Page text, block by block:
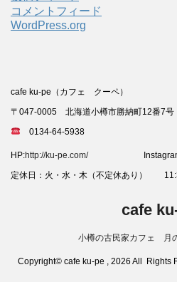
コメントフィード
WordPress.org
cafe ku-pe（カフェ クーペ）
〒047-0005 北海道小樽市勝納町12番7号
0134-64-5938
HP:http://ku-pe.com/
Instagram：
定休日：火・水・木（不定休あり）
cafe
小樽の古民家カフェ 月
Copyright© cafe ku-pe , 2026 All Rights